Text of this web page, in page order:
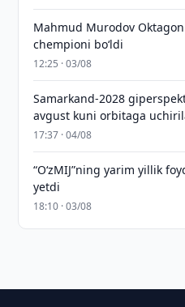
Mahmud Murodov
chempioni bo‘ldi
12:25 · 03/08
Samarkand-2028
avgust kuni orbitaga
17:37 · 04/08
“O‘zMIJ”ning yarim yillik
yetdi
18:10 · 03/08